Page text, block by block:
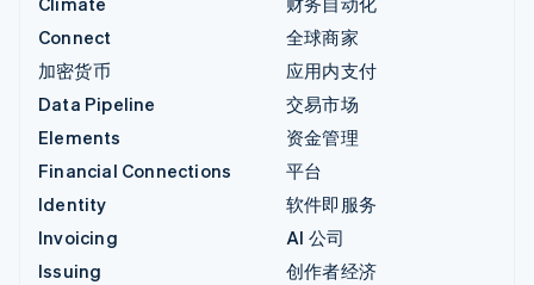
Connect
加密货币
Data Pipeline
Elements
Financial Connections
Identity
Invoicing
Issuing
全球商家
应用内支付
交易市场
资金管理
平台
软件即服务
AI 公司
创作者经济